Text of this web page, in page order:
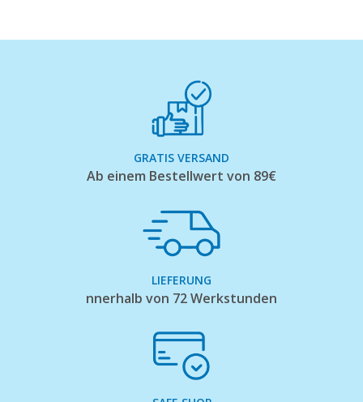
GRATIS VERSAND
Ab einem Bestellwert von 89€
LIEFERUNG
nnerhalb von 72 Werkstunden